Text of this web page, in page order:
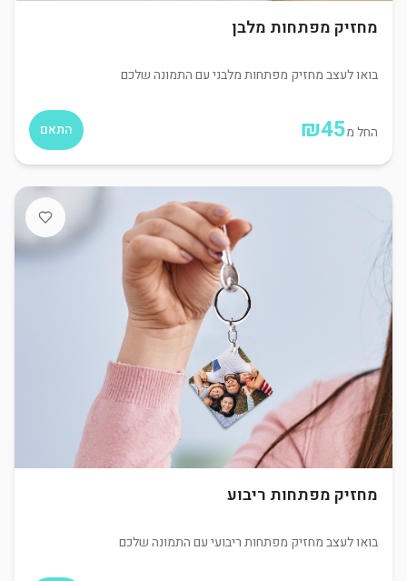
מחזיק מפתחות מלבן
בואו לעצב מחזיק מפתחות מלבני עם התמונה שלכם
החל מ ₪45 התאם
מחזיק מפתחות ריבוע
בואו לעצב מחזיק מפתחות ריבועי עם התמונה שלכם